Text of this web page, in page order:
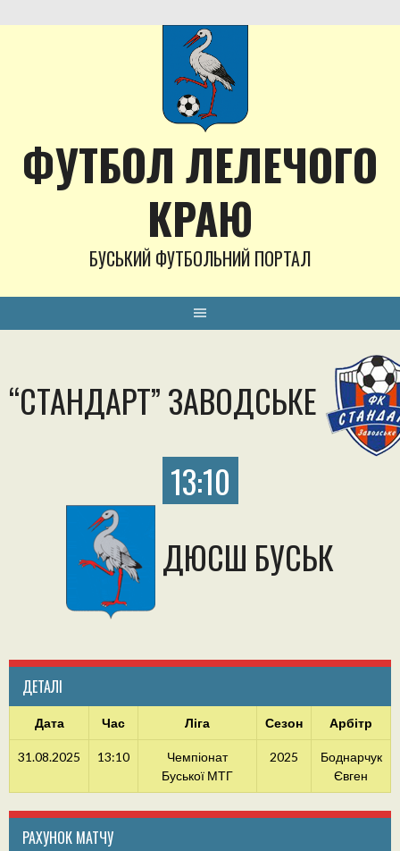
to
ФУТБОЛ ЛЕЛЕЧОГО
КРАЮ
БУСЬКИЙ ФУТБОЛЬНИЙ ПОРТАЛ
“СТАНДАРТ” ЗАВОДСЬКЕ
13:10
ДЮСШ БУСЬК
ДЕТАЛІ
Дата Час Ліга Сезон Арбітр
31.08.2025 13:10
Чемпіонат
Буської МТГ
2025
Боднарчук
Євген
РАХУНОК МАТЧУ